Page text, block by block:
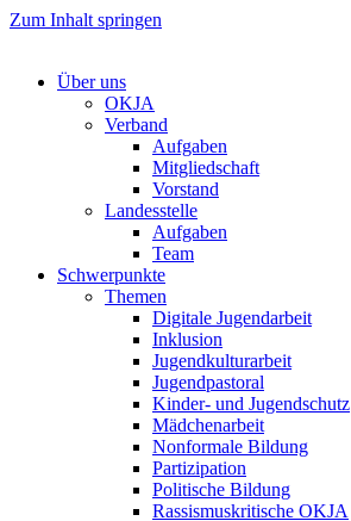
Zum Inhalt springen
Über uns
OKJA
Verband
Aufgaben
Mitgliedschaft
Vorstand
Landesstelle
Aufgaben
Team
Schwerpunkte
Themen
Digitale Jugendarbeit
Inklusion
Jugendkulturarbeit
Jugendpastoral
Kinder- und Jugendschutz
Mädchenarbeit
Nonformale Bildung
Partizipation
Politische Bildung
Rassismuskritische OKJA